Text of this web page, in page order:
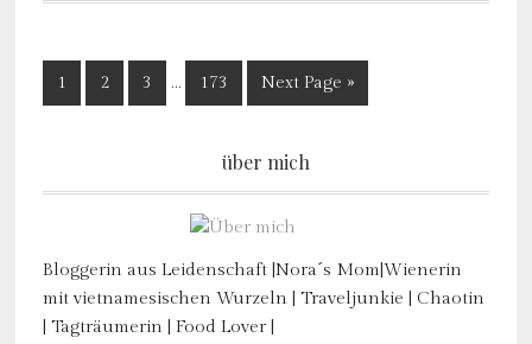
1 2 3 … 173 Next Page »
über mich
Bloggerin aus Leidenschaft |Nora´s Mom|Wienerin
mit vietnamesischen Wurzeln | Traveljunkie | Chaotin
| Tagträumerin | Food Lover |